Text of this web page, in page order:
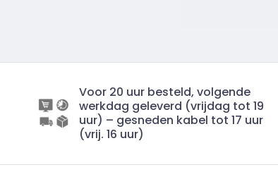
Voor 20 uur besteld, volgende
werkdag geleverd (vrijdag tot 19
uur) – gesneden kabel tot 17 uur
(vrij. 16 uur)